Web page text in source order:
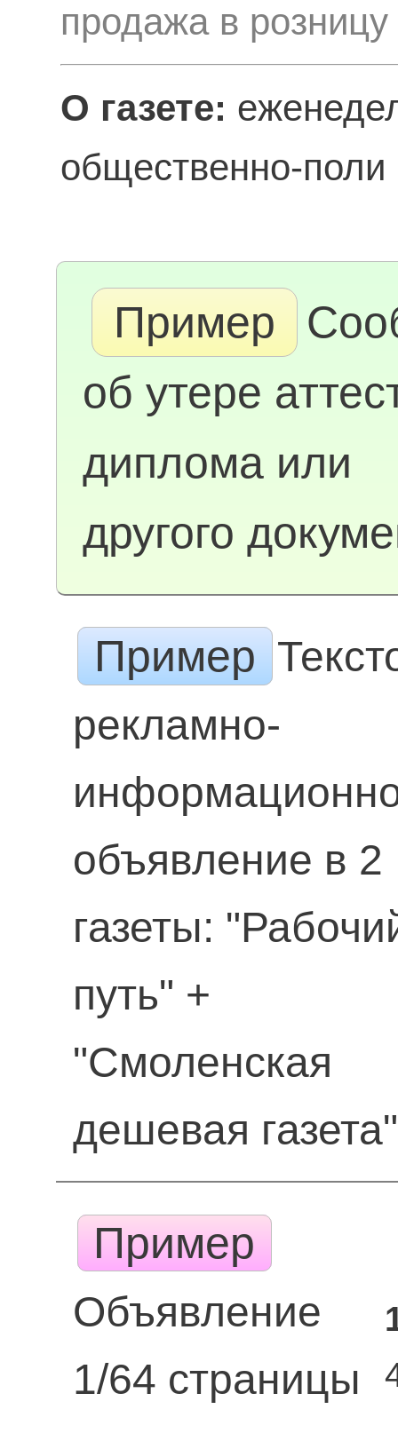
продажа в розницу
О газете:
общественно-
Пример
об утере
диплома или
другого
Пример
рекламно-
объявление в 2
газеты:
путь" +
"Смоленская
дешевая газета"
Пример
Объявление
1/64 страницы